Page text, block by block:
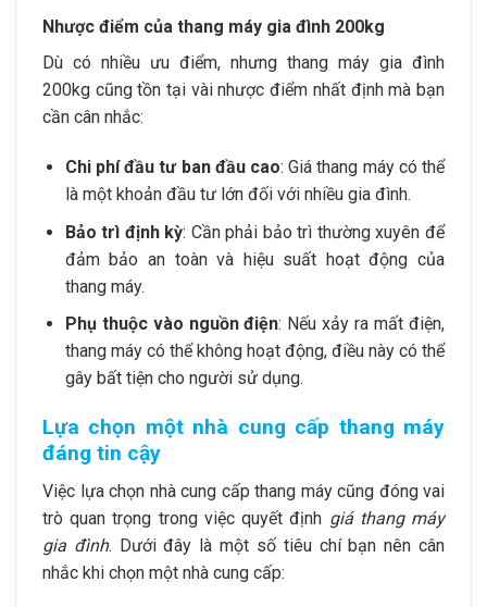
Nhược điểm của thang máy gia đình 200kg
Dù có nhiều ưu điểm, nhưng thang máy gia đình
200kg cũng tồn tại vài nhược điểm nhất định mà bạn
cần cân nhắc:
Chi phí đầu tư ban đầu cao: Giá thang máy có thể
là một khoản đầu tư lớn đối với nhiều gia đình.
Bảo trì định kỳ: Cần phải bảo trì thường xuyên để
đảm bảo an toàn và hiệu suất hoạt động của
thang máy.
Phụ thuộc vào nguồn điện: Nếu xảy ra mất điện,
thang máy có thể không hoạt động, điều này có thể
gây bất tiện cho người sử dụng.
Lựa chọn một nhà cung cấp thang máy
đáng tin cậy
Việc lựa chọn nhà cung cấp thang máy cũng đóng vai
trò quan trọng trong việc quyết định giá thang máy
gia đình. Dưới đây là một số tiêu chí bạn nên cân
nhắc khi chọn một nhà cung cấp: